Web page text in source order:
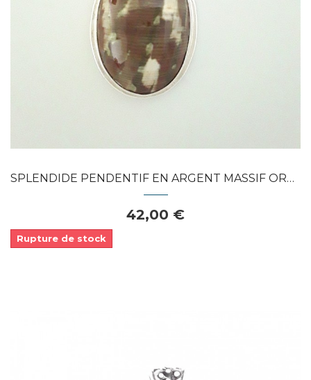
Dans mon panier
APERÇU RAPIDE
SPLENDIDE PENDENTIF EN ARGENT MASSIF ORNE...
42,00 €
Rupture de stock